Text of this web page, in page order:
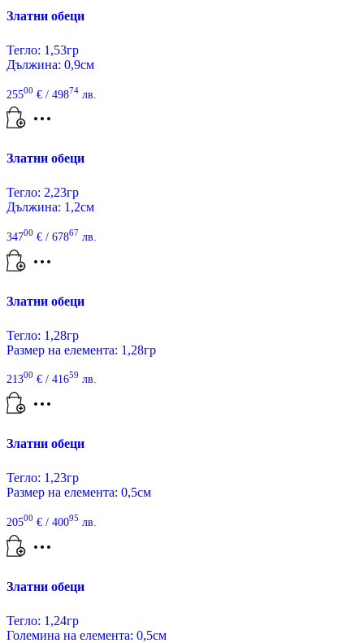
Златни обеци
Тегло: 1,53гр
Дължина: 0,9см
25500 € / 49874 лв.
Златни обеци
Тегло: 2,23гр
Дължина: 1,2см
34700 € / 67867 лв.
Златни обеци
Тегло: 1,28гр
Размер на елемента: 1,28гр
21300 € / 41659 лв.
Златни обеци
Тегло: 1,23гр
Размер на елемента: 0,5см
20500 € / 40095 лв.
Златни обеци
Тегло: 1,24гр
Големина на елемента: 0,5см